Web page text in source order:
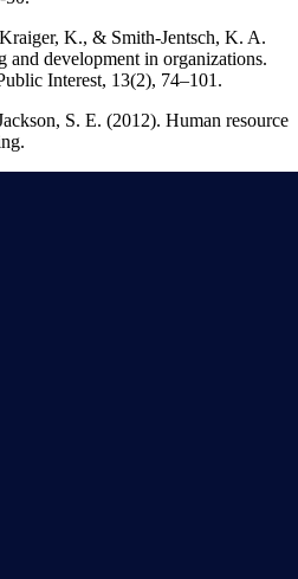
K., & Smith-Jentsch, K. A.
and development in organizations.
Interest, 13(2), 74–101.
S. E. (2012). Human resource